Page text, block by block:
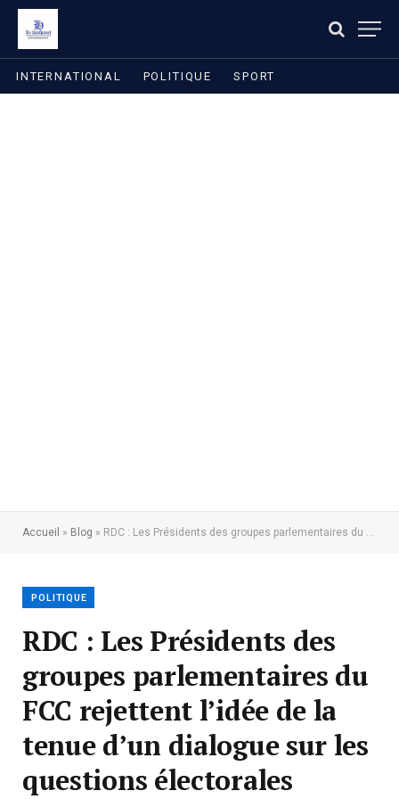
INTERNATIONAL POLITIQUE SPORT
Accueil » Blog » RDC : Les Présidents des groupes parlementaires du FCC rejettent l’idée de la tenue d’un dialogue sur les questions électorales
POLITIQUE
RDC : Les Présidents des
groupes parlementaires du
FCC rejettent l’idée de la
tenue d’un dialogue sur les
questions électorales